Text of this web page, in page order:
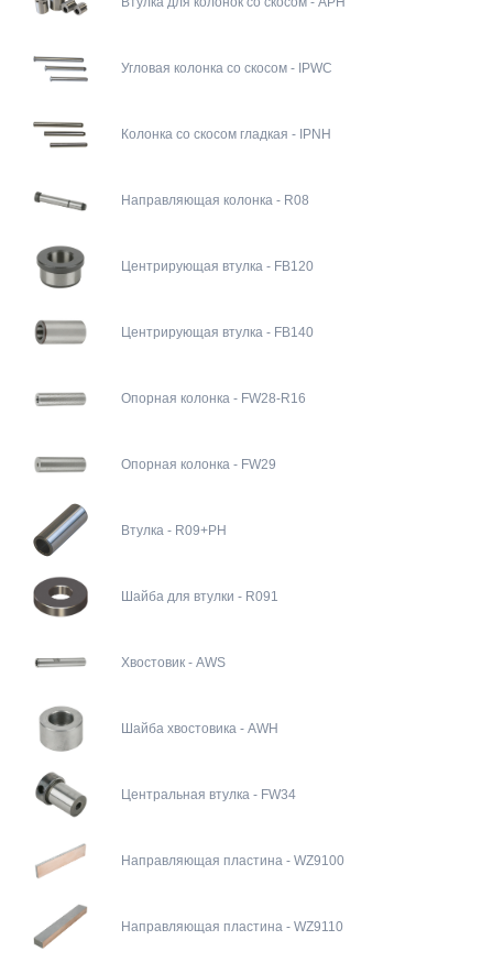
Угловая колонка со скосом - IPWC
Колонка со скосом гладкая - IPNH
Направляющая колонка - R08
Центрирующая втулка - FB120
Центрирующая втулка - FB140
Опорная колонка - FW28-R16
Опорная колонка - FW29
Втулка - R09+PH
Шайба для втулки - R091
Хвостовик - AWS
Шайба хвостовика - AWH
Центральная втулка - FW34
Направляющая пластина - WZ9100
Направляющая пластина - WZ9110